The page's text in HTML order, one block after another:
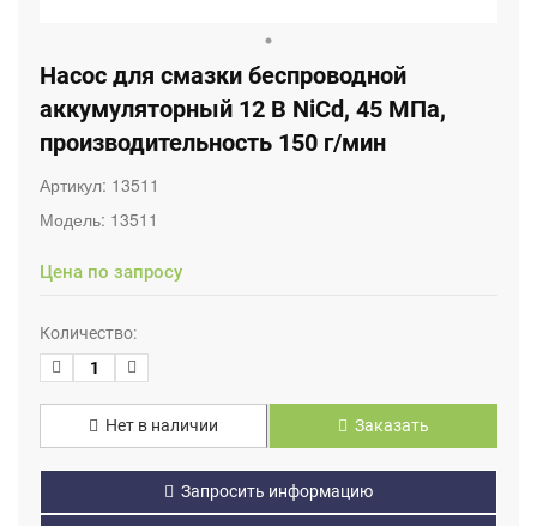
Насос для смазки беспроводной
аккумуляторный 12 В NiCd, 45 МПа,
производительность 150 г/мин
Артикул: 13511
Модель: 13511
Цена по запросу
Количество:
Нет в наличии Заказать
Запросить информацию